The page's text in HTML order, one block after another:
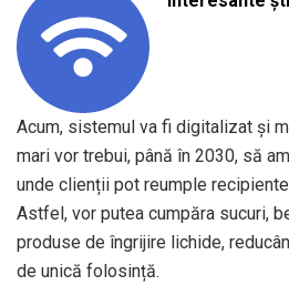
Acum, sistemul va fi digitalizat și
mari vor trebui, până în 2030, să
unde clienții pot reumple
Astfel, vor putea cumpăra sucuri,
produse de îngrijire lichide,
de unică folosință.